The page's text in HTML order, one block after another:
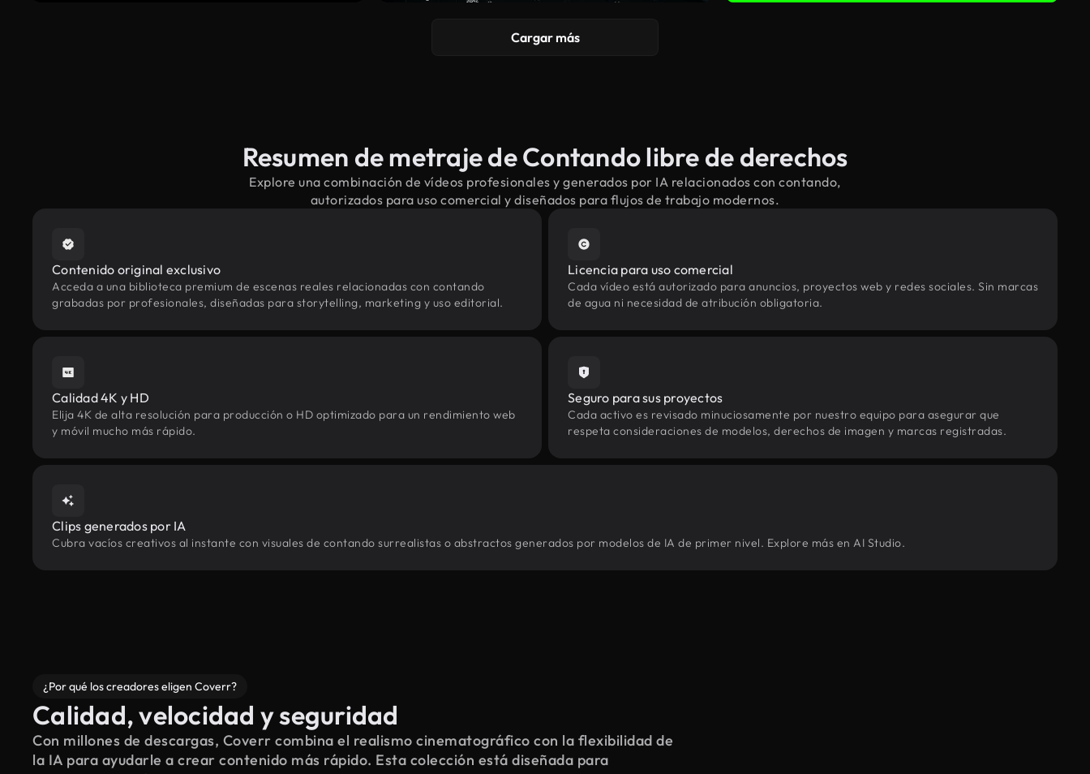
Cargar más
Resumen de metraje de Contando libre de derechos
Explore una combinación de vídeos profesionales y generados por IA relacionados con contando,
autorizados para uso comercial y diseñados para flujos de trabajo modernos.
Contenido original exclusivo
Acceda a una biblioteca premium de escenas reales relacionadas con contando
grabadas por profesionales, diseñadas para storytelling, marketing y uso editorial.
Licencia para uso comercial
Cada vídeo está autorizado para anuncios, proyectos web y redes sociales. Sin marcas
de agua ni necesidad de atribución obligatoria.
Calidad 4K y HD
Elija 4K de alta resolución para producción o HD optimizado para un rendimiento web
y móvil mucho más rápido.
Seguro para sus proyectos
Cada activo es revisado minuciosamente por nuestro equipo para asegurar que
respeta consideraciones de modelos, derechos de imagen y marcas registradas.
Clips generados por IA
Cubra vacíos creativos al instante con visuales de contando surrealistas o abstractos generados por modelos de IA de primer nivel. Explore más en AI Studio.
¿Por qué los creadores eligen Coverr?
Calidad, velocidad y seguridad
Con millones de descargas, Coverr combina el realismo cinematográfico con la flexibilidad de
la IA para ayudarle a crear contenido más rápido. Esta colección está diseñada para